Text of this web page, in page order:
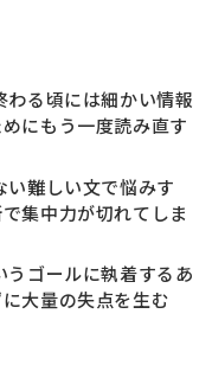
わる頃には細かい情報
にもう一度読み直す
い難しい文で悩みす
集中力が切れてしま
うゴールに執着するあ
大量の失点を生む